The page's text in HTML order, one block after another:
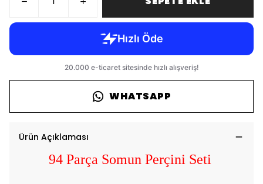
WHATSAPP
Ürün Açıklaması
94 Parça Somun Perçini Seti